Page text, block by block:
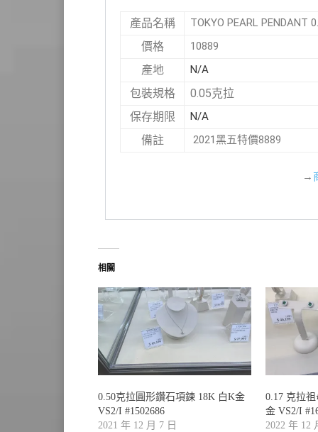
產品名稱 TOKYO PEARL
價格 10889
產地 N/A
包裝規格 0.05克拉
保存期限 N/A
備註 2021黑五特價8889
→
相關
0.50克拉圓形鑽石項鍊 18K 白K金
VS2/I #1502686
2021 年 12 月 7 日
0.17 克拉
金 VS2/I
2022 年 12